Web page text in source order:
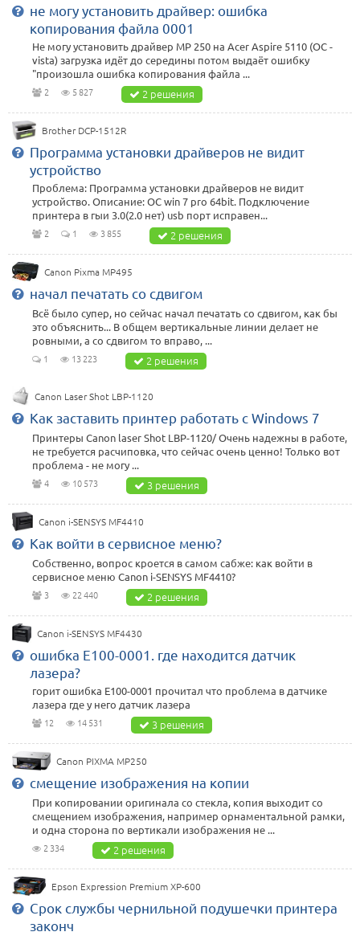
не могу установить драйвер: ошибка
копирования файла 0001
Не могу установить драйвер МР 250 на Acer Aspire 5110 (ОС -
vista) загрузка идёт до середины потом выдаёт ошибку
"произошла ошибка копирования файла ...
2 5 827 2 решения
Brother DCP-1512R
Программа установки драйверов не видит
устройство
Проблема: Программа установки драйверов не видит
устройство. Описание: ОС win 7 pro 64bit. Подключение
принтера в гыи 3.0(2.0 нет) usb порт исправен...
2 1 3 855 2 решения
Canon Pixma MP495
начал печатать со сдвигом
Всё было супер, но сейчас начал печатать со сдвигом, как бы
это объяснить... В общем вертикальные линии делает не
ровными, а со сдвигом то вправо, ...
1 13 223 2 решения
Canon Laser Shot LBP-1120
Как заставить принтер работать с Windows 7
Принтеры Canon laser Shot LBP-1120/ Очень надежны в работе,
не требуется расчиповка, что сейчас очень ценно! Только вот
проблема - не могу ...
4 10 573 3 решения
Canon i-SENSYS MF4410
Как войти в сервисное меню?
Собственно, вопрос кроется в самом сабже: как войти в
сервисное меню Canon i-SENSYS MF4410?
3 22 440 2 решения
Canon i-SENSYS MF4430
ошибка E100-0001. где находится датчик
лазера?
горит ошибка Е100-0001 прочитал что проблема в датчике
лазера где у него датчик лазера
12 14 531 3 решения
Canon PIXMA MP250
смещение изображения на копии
При копировании оригинала со стекла, копия выходит со
смещением изображения, например орнаментальной рамки,
и одна сторона по вертикали изображения не ...
2 334 2 решения
Epson Expression Premium XP-600
Срок службы чернильной подушечки принтера
законч